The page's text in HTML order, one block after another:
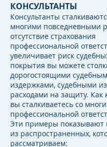
КОНСУЛЬТАНТЫ
Консультанты
многими повседневными
отсутствие страхования
профессиональной
увеличивает риск
покрытия вы можете
дорогостоящими
издержками, судебными
расходами на защиту. Как
вы сталкиваетесь со
профессиональной
Эти примеры показывают
из распространенных,
рассматриваем: